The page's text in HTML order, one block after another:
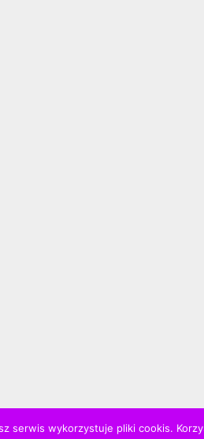
serwis wykorzystuje pliki cookis.